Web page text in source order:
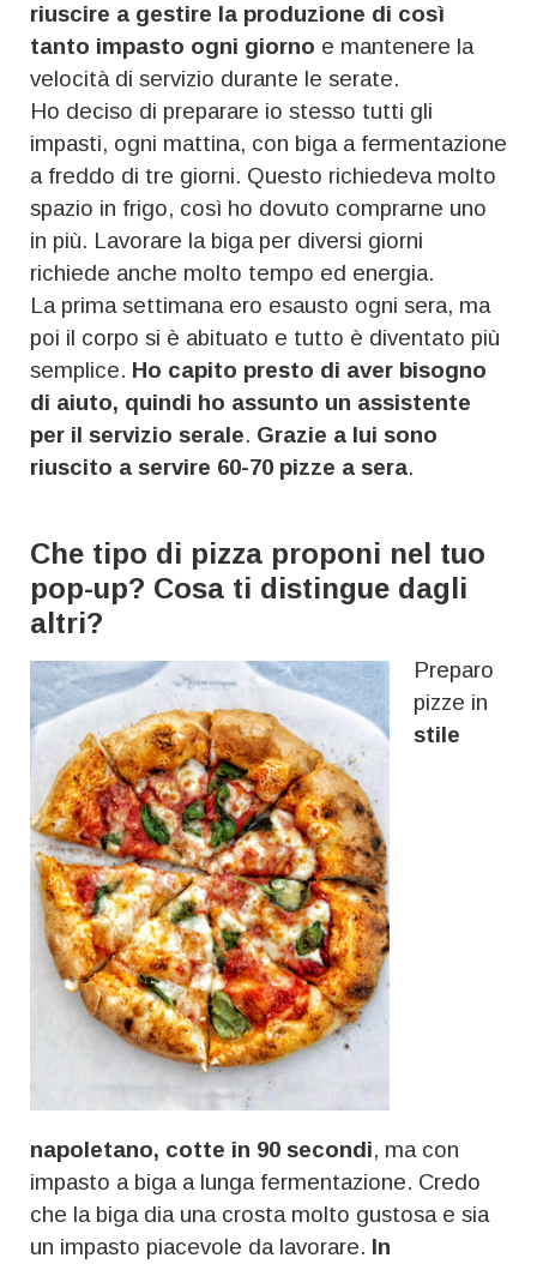
riuscire a gestire la produzione di così
tanto impasto ogni giorno e mantenere la
velocità di servizio durante le serate.
Ho deciso di preparare io stesso tutti gli
impasti, ogni mattina, con biga a fermentazione
a freddo di tre giorni. Questo richiedeva molto
spazio in frigo, così ho dovuto comprarne uno
in più. Lavorare la biga per diversi giorni
richiede anche molto tempo ed energia.
La prima settimana ero esausto ogni sera, ma
poi il corpo si è abituato e tutto è diventato più
semplice. Ho capito presto di aver bisogno
di aiuto, quindi ho assunto un assistente
per il servizio serale. Grazie a lui sono
riuscito a servire 60-70 pizze a sera.
Che tipo di pizza proponi nel tuo
pop-up? Cosa ti distingue dagli
altri?
Preparo
pizze in
stile
napoletano, cotte in 90 secondi, ma con
impasto a biga a lunga fermentazione. Credo
che la biga dia una crosta molto gustosa e sia
un impasto piacevole da lavorare. In